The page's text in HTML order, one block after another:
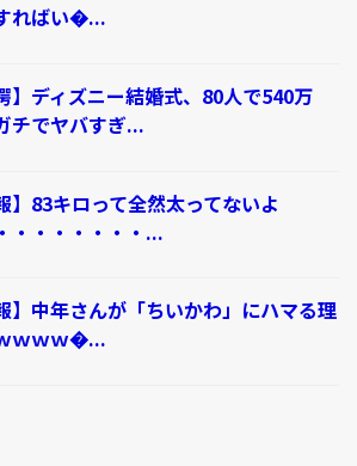
ればい�...
】ディズニー結婚式、80人で540万
チでヤバすぎ...
】83キロって全然太ってないよ
・・・・・・・...
】中年さんが「ちいかわ」にハマる理
ｗｗｗ�...